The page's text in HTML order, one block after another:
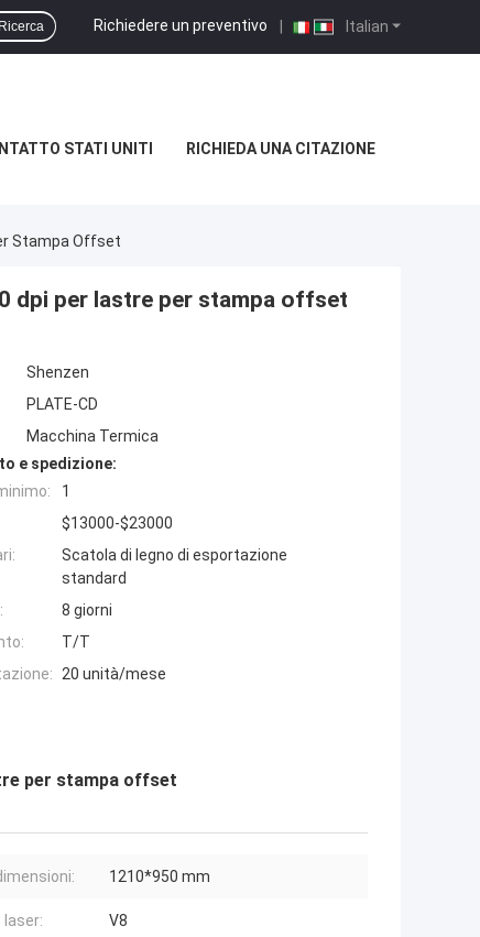
Italian
Richiedere un preventivo |
Ricerca
STATI UNITI RICHIEDA UNA CITAZIONE
Stampa Offset
dpi per lastre per stampa offset
Shenzen
PLATE-CD
Macchina Termica
e spedizione:
1
$13000-$23000
Scatola di legno di esportazione
standard
8 giorni
T/T
20 unità/mese
per stampa offset
1210*950 mm
laser: V8